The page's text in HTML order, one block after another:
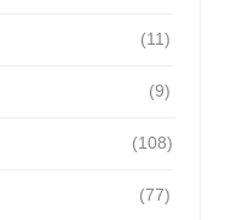
(11)
(9)
(108)
(77)